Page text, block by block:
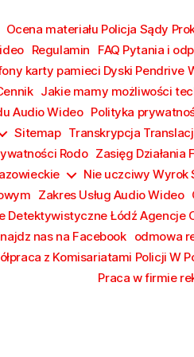
Ocena materiału Policja Sądy
Regulamin
FAQ Pytania i
karty pamieci Dyski Pendrive
Jakie mamy możliwości
Audio Wideo Polityka
Sitemap Transkrypcja
Rodo Zasięg Działania
Nie uczciwy Wyrok
Zakres Usług Audio Wideo
Detektywistyczne Łódź Agencje
nas na Facebook odmowa
z Komisariatami Policji W
Praca w firmie